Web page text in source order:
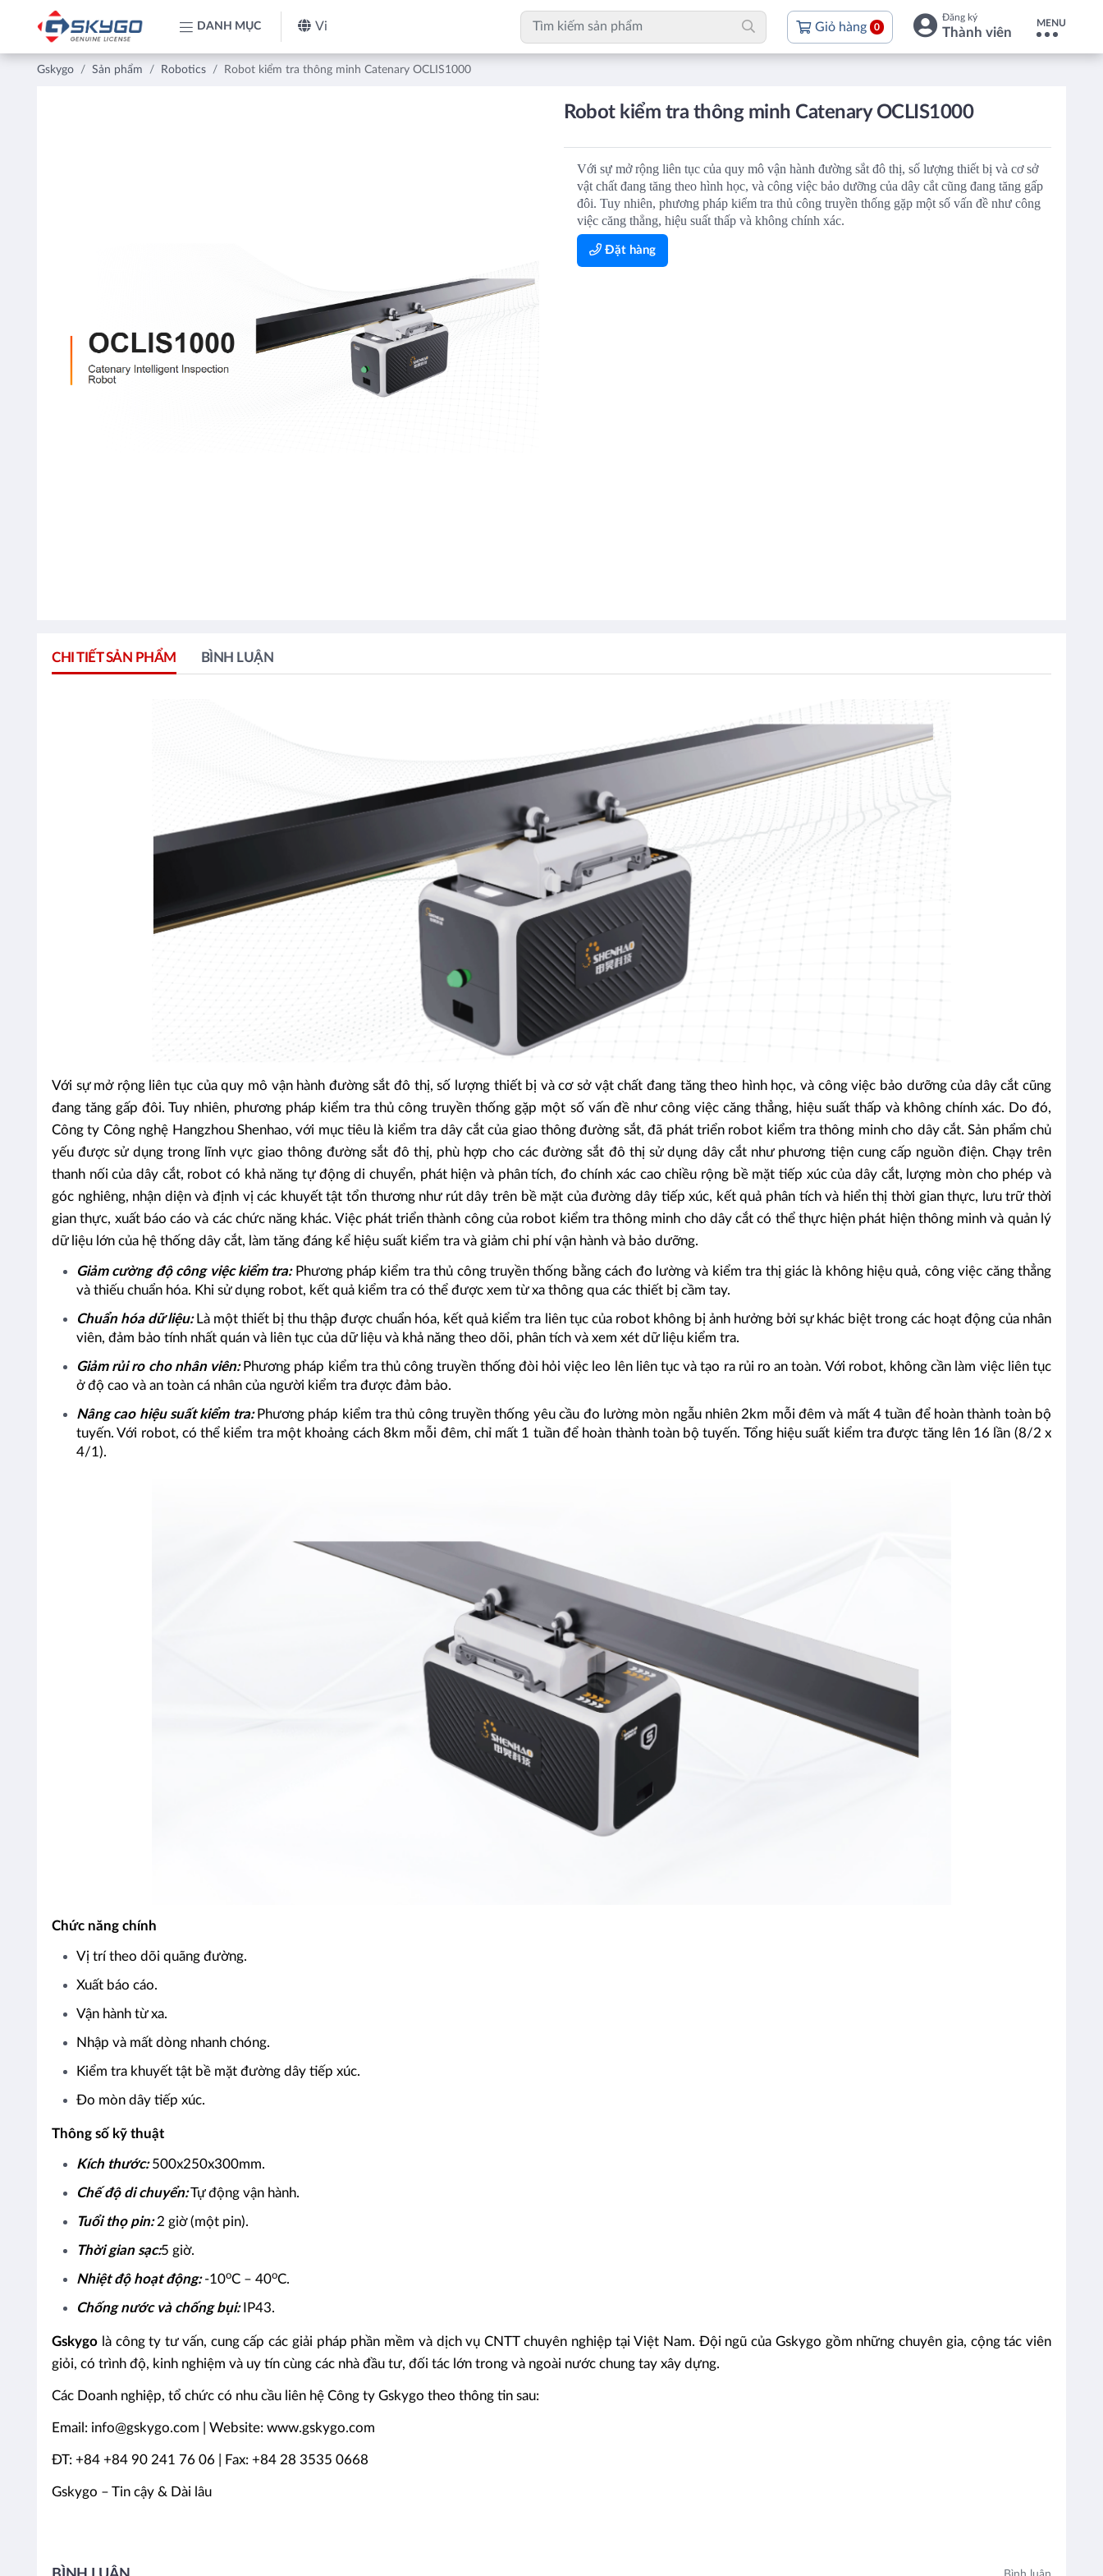
DANH MỤC Vi Giỏ hàng 0
Đăng ký
Thành viên
MENU
Gskygo Sản phẩm Robotics Robot kiểm tra thông minh Catenary OCLIS1000
Robot kiểm tra thông minh Catenary OCLIS1000
Với sự mở rộng liên tục của quy mô vận hành đường sắt đô thị, số lượng thiết bị và cơ sở
vật chất đang tăng theo hình học, và công việc bảo dưỡng của dây cắt cũng đang tăng gấp
đôi. Tuy nhiên, phương pháp kiểm tra thủ công truyền thống gặp một số vấn đề như công
việc căng thẳng, hiệu suất thấp và không chính xác.
Đặt hàng
CHI TIẾT SẢN PHẨM BÌNH LUẬN
Với sự mở rộng liên tục của quy mô vận hành đường sắt đô thị, số lượng thiết bị và cơ sở vật chất đang tăng theo hình học, và công việc bảo dưỡng của dây cắt cũng
đang tăng gấp đôi. Tuy nhiên, phương pháp kiểm tra thủ công truyền thống gặp một số vấn đề như công việc căng thẳng, hiệu suất thấp và không chính xác. Do đó,
Công ty Công nghệ Hangzhou Shenhao, với mục tiêu là kiểm tra dây cắt của giao thông đường sắt, đã phát triển robot kiểm tra thông minh cho dây cắt. Sản phẩm chủ
yếu được sử dụng trong lĩnh vực giao thông đường sắt đô thị, phù hợp cho các đường sắt đô thị sử dụng dây cắt như phương tiện cung cấp nguồn điện. Chạy trên
thanh nối của dây cắt, robot có khả năng tự động di chuyển, phát hiện và phân tích, đo chính xác cao chiều rộng bề mặt tiếp xúc của dây cắt, lượng mòn cho phép và
góc nghiêng, nhận diện và định vị các khuyết tật tổn thương như rút dây trên bề mặt của đường dây tiếp xúc, kết quả phân tích và hiển thị thời gian thực, lưu trữ thời
gian thực, xuất báo cáo và các chức năng khác. Việc phát triển thành công của robot kiểm tra thông minh cho dây cắt có thể thực hiện phát hiện thông minh và quản lý
dữ liệu lớn của hệ thống dây cắt, làm tăng đáng kể hiệu suất kiểm tra và giảm chi phí vận hành và bảo dưỡng.
Giảm cường độ công việc kiểm tra:Phương pháp kiểm tra thủ công truyền thống bằng cách đo lường và kiểm tra thị giác là không hiệu quả, công việc căng thẳng
và thiếu chuẩn hóa. Khi sử dụng robot, kết quả kiểm tra có thể được xem từ xa thông qua các thiết bị cầm tay.
Chuẩn hóa dữ liệu:Là một thiết bị thu thập được chuẩn hóa, kết quả kiểm tra liên tục của robot không bị ảnh hưởng bởi sự khác biệt trong các hoạt động của nhân
viên, đảm bảo tính nhất quán và liên tục của dữ liệu và khả năng theo dõi, phân tích và xem xét dữ liệu kiểm tra.
Giảm rủi ro cho nhân viên:Phương pháp kiểm tra thủ công truyền thống đòi hỏi việc leo lên liên tục và tạo ra rủi ro an toàn. Với robot, không cần làm việc liên tục
ở độ cao và an toàn cá nhân của người kiểm tra được đảm bảo.
Nâng cao hiệu suất kiểm tra:Phương pháp kiểm tra thủ công truyền thống yêu cầu đo lường mòn ngẫu nhiên 2km mỗi đêm và mất 4 tuần để hoàn thành toàn bộ
tuyến. Với robot, có thể kiểm tra một khoảng cách 8km mỗi đêm, chỉ mất 1 tuần để hoàn thành toàn bộ tuyến. Tổng hiệu suất kiểm tra được tăng lên 16 lần (8/2 x
4/1).
Chức năng chính
Vị trí theo dõi quãng đường.
Xuất báo cáo.
Vận hành từ xa.
Nhập và mất dòng nhanh chóng.
Kiểm tra khuyết tật bề mặt đường dây tiếp xúc.
Đo mòn dây tiếp xúc.
Thông số kỹ thuật
Kích thước:500x250x300mm.
Chế độ di chuyển:Tự động vận hành.
Tuổi thọ pin:2 giờ (một pin).
Thời gian sạc:5 giờ.
Nhiệt độ hoạt động:-10oC – 40oC.
Chống nước và chống bụi: IP43.
Gskygo là công ty tư vấn, cung cấp các giải pháp phần mềm và dịch vụ CNTT chuyên nghiệp tại Việt Nam. Đội ngũ của Gskygo gồm những chuyên gia, cộng tác viên
giỏi, có trình độ, kinh nghiệm và uy tín cùng các nhà đầu tư, đối tác lớn trong và ngoài nước chung tay xây dựng.
Các Doanh nghiệp, tổ chức có nhu cầu liên hệ Công ty Gskygo theo thông tin sau:
Email: info@gskygo.com | Website: www.gskygo.com
ĐT: +84 +84 90 241 76 06 | Fax: +84 28 3535 0668
Gskygo – Tin cậy & Dài lâu